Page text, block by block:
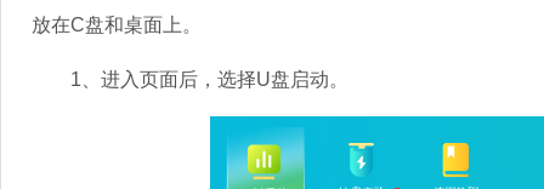
放在C盘和桌面上。
1、进入页面后，选择U盘启动。